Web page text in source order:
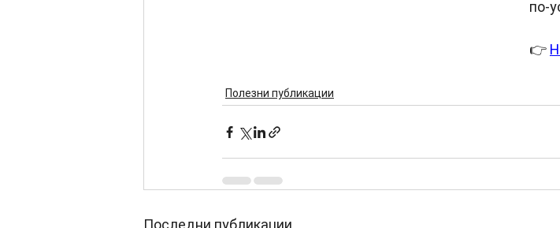
по-
👉
Полезни публикации
Последни публикации